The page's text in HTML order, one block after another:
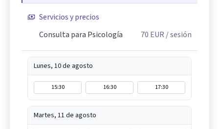
Servicios y precios
Consulta para Psicología
70 EUR / sesión
Lunes, 10 de agosto
15:30 16:30 17:30
Martes, 11 de agosto